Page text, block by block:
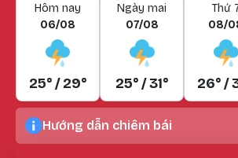
Hôm nay
06/08
25° / 29°
Ngày mai
07/08
25° / 31°
Thứ
08/
26° /
Hướng dẫn chiêm bái